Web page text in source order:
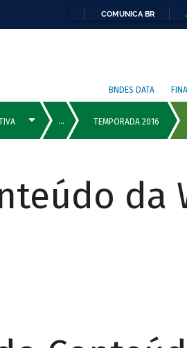
COMUNICA BR
BNDES DATA
da